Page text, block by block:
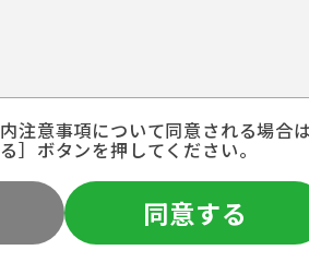
注意事項について同意される場合
］ボタンを押してください。
同意する